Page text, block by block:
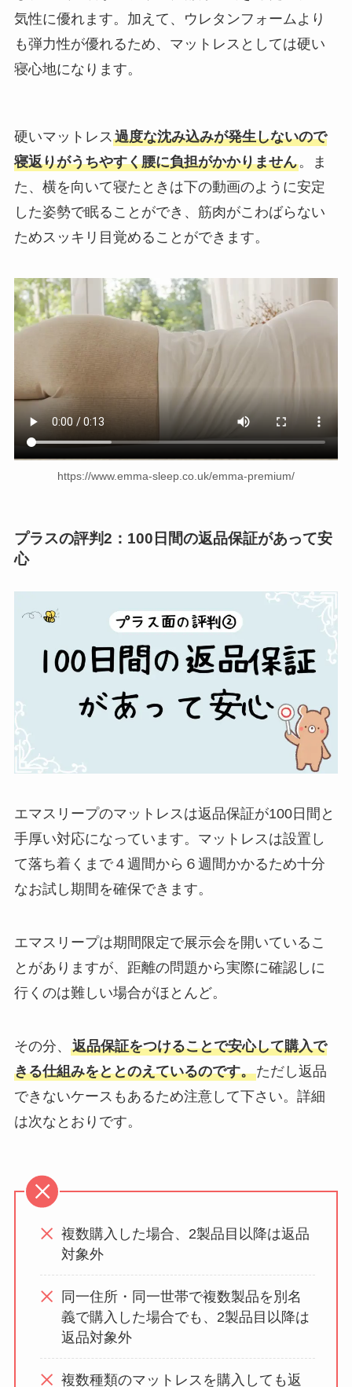
気性に優れます。加えて、ウレタンフォームより
も弾力性が優れるため、マットレスとしては硬い
寝心地になります。
硬いマットレス 過度な沈み込みが発生しないので
寝返りがうちやすく腰に負担がかかりません。ま
た、横を向いて寝たときは下の動画のように安定
した姿勢で眠ることができ、筋肉がこわばらない
ためスッキリ目覚めることができます。
https://www.emma-sleep.co.uk/emma-premium/
プラスの評判2：100日間の返品保証があって安
心
エマスリープのマットレスは返品保証が100日間と
手厚い対応になっています。マットレスは設置し
て落ち着くまで４週間から６週間かかるため十分
なお試し期間を確保できます。
エマスリープは期間限定で展示会を開いているこ
とがありますが、距離の問題から実際に確認しに
行くのは難しい場合がほとんど。
その分、 返品保証をつけることで安心して購入で
きる仕組みをととのえているのです。ただし返品
できないケースもあるため注意して下さい。詳細
は次なとおりです。
複数購入した場合、2製品目以降は返品
対象外
同一住所・同一世帯で複数製品を別名
義で購入した場合でも、2製品目以降は
返品対象外
複数種類のマットレスを購入しても返